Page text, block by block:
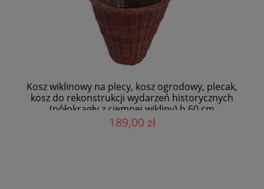
Kosz wiklinowy na plecy, kosz ogrodowy, plecak,
kosz do rekonstrukcji wydarzeń historycznych
(półokrągły z ciemnej wikliny) h 60 cm
189,00 zł